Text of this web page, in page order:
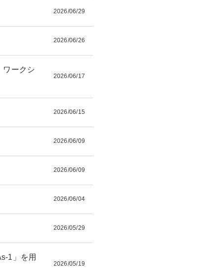
2026/06/29
2026/06/26
ワークシ
2026/06/17
2026/06/15
2026/06/09
2026/06/09
2026/06/04
2026/05/29
1」を用
2026/05/19